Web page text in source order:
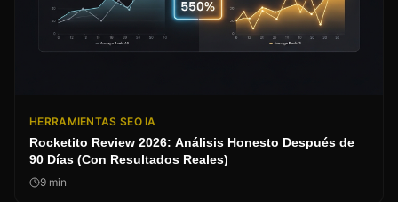
HERRAMIENTAS SEO IA
Rocketito Review 2026: Análisis Honesto Después de
90 Días (Con Resultados Reales)
9 min